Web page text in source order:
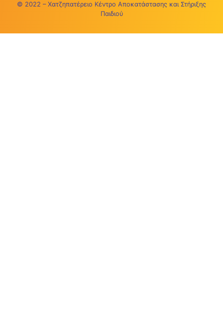
© 2022 – Χατζηπατέρειο Κέντρο Αποκατάστασης και Στήριξης
Παιδιού